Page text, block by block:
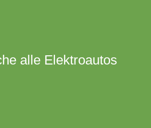
alle Elektroautos